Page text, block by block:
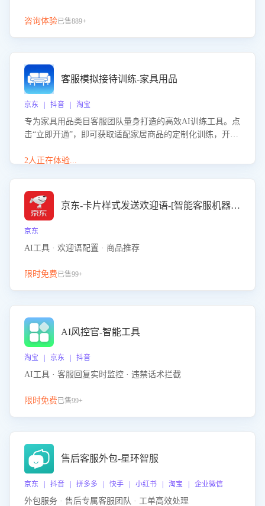
咨询体验已售889+
客服模拟接待训练-家具用品
京东 | 抖音 | 淘宝
专为家具用品类目客服团队量身打造的高效AI训练工具。点
击“立即开通”，即可获取适配家居商品的定制化训练，开启
能、尺寸参数咨询等高频场景下的专业应对能力。
2人正在体验...
京东-卡片样式发送欢迎语-[智能客服机器人]
京东
AI工具 · 欢迎语配置 · 商品推荐
限时免费已售99+
AI风控官-智能工具
淘宝 | 京东 | 抖音
AI工具 · 客服回复实时监控 · 违禁话术拦截
限时免费已售99+
售后客服外包-星环智服
京东 | 抖音 | 拼多多 | 快手 | 小红书 | 淘宝 | 企业微信
外包服务 · 售后专属客服团队 · 工单高效处理